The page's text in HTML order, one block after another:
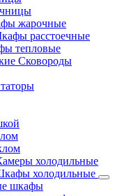
жарочные
расстоечные
тепловые
Сковороды
холодильные
холодильные
шкафы